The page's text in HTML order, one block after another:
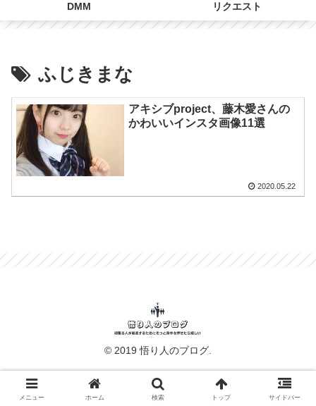
DMM リクエスト
ふじきまな
アキシブproject、藤木愛さんの
かわいいインスタ画像11選
2020.05.22
© 2019 悟り人のブログ.
メニュー ホーム 検索 トップ サイドバー